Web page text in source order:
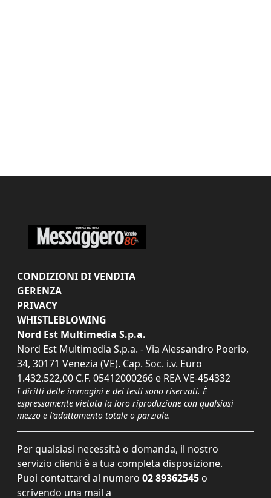
CONDIZIONI DI VENDITA
GERENZA
PRIVACY
WHISTLEBLOWING
Nord Est Multimedia S.p.a.
Nord Est Multimedia S.p.a. - Via Alessandro Poerio,
34, 30171 Venezia (VE). Cap. Soc. i.v. Euro
1.432.522,00 C.F. 05412000266 e REA VE-454332
I diritti delle immagini e dei testi sono riservati. È
espressamente vietata la loro riproduzione con qualsiasi
mezzo e l'adattamento totale o parziale.
Per qualsiasi necessità o domanda, il nostro
servizio clienti è a tua completa disposizione.
Puoi contattarci al numero 02 89362545 o
scrivendo una mail a